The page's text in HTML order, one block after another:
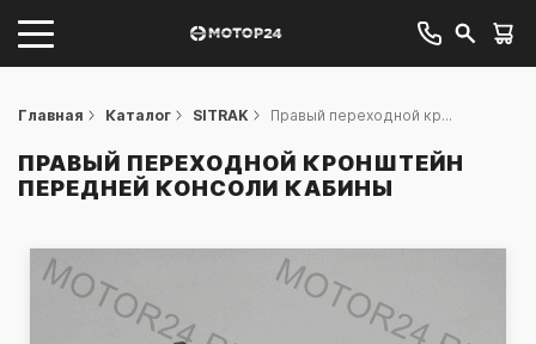
Главная Каталог SITRAK Правый переходной кр...
ПРАВЫЙ ПЕРЕХОДНОЙ КРОНШТЕЙН
ПЕРЕДНЕЙ КОНСОЛИ КАБИНЫ